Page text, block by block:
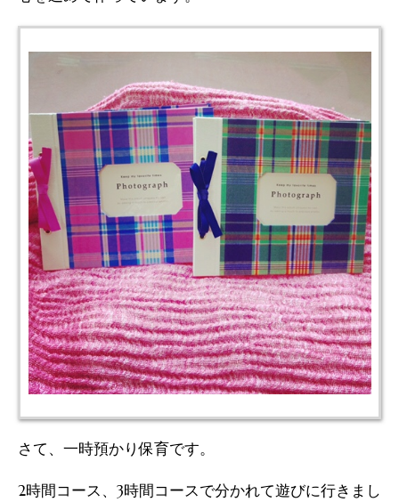
さて、一時預かり保育です。
2時間コース、3時間コースで分かれて遊びに行きまし